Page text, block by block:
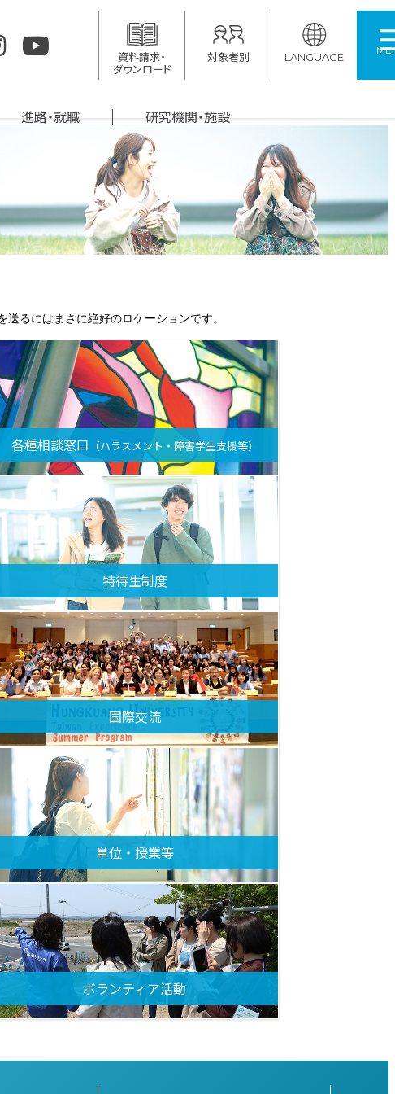
資料請求・
ダウンロード
対象者別 LANGUAGE
進路・就職 研究機関・施設
るにはまさに絶好のロケーションです。
各種相談窓口 （ハラスメント・障害学生支援等）
特待生制度
国際交流
単位・授業等
ボランティア活動